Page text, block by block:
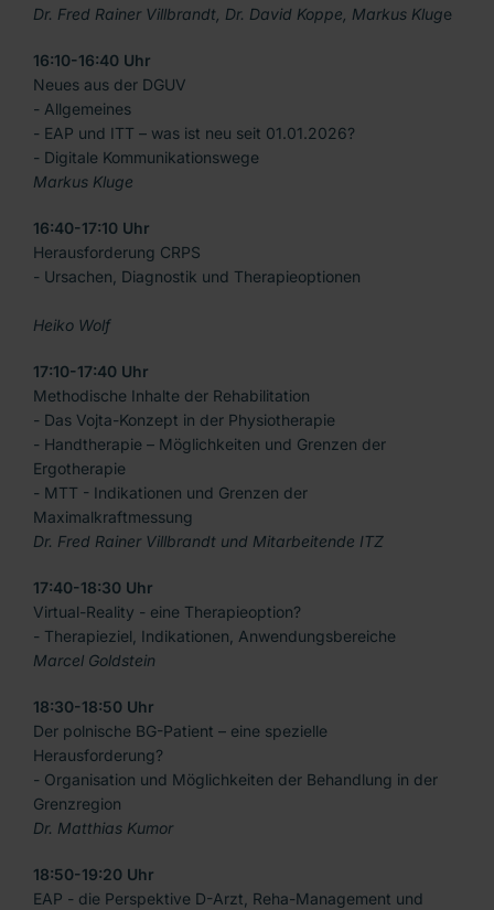
Dr. Fred Rainer Villbrandt, Dr. David Koppe, Markus Kluge
16:10-16:40 Uhr
Neues aus der DGUV
- Allgemeines
- EAP und ITT – was ist neu seit 01.01.2026?
- Digitale Kommunikationswege
Markus Kluge
16:40-17:10 Uhr
Herausforderung CRPS
- Ursachen, Diagnostik und Therapieoptionen
Heiko Wolf
17:10-17:40 Uhr
Methodische Inhalte der Rehabilitation
- Das Vojta-Konzept in der Physiotherapie
- Handtherapie – Möglichkeiten und Grenzen der
Ergotherapie
- MTT - Indikationen und Grenzen der
Maximalkraftmessung
Dr. Fred Rainer Villbrandt und Mitarbeitende ITZ
17:40-18:30 Uhr
Virtual-Reality - eine Therapieoption?
- Therapieziel, Indikationen, Anwendungsbereiche
Marcel Goldstein
18:30-18:50 Uhr
Der polnische BG-Patient – eine spezielle
Herausforderung?
- Organisation und Möglichkeiten der Behandlung in der
Grenzregion
Dr. Matthias Kumor
18:50-19:20 Uhr
EAP - die Perspektive D-Arzt, Reha-Management und